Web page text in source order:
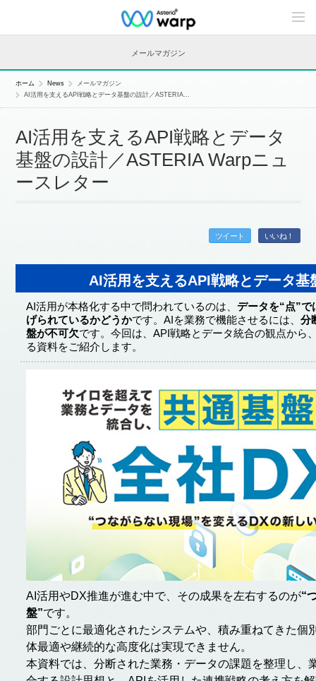
C
n
n
メールマガジン
ホーム News
メールマガジン
AI活用を支えるAPI戦略とデータ基盤の設計／ASTERIA...
AI活用を支えるAPI戦略とデータ
基盤の設計／ASTERIA Warpニュ
ースレター
ツイート いいね！
AI活用を支えるAPI戦略とデータ基
AI活用が本格化する中で問われているのは、データを“点”で
げられているかどうかです。AIを業務で機能させるには、分
盤が不可欠です。今回は、API戦略とデータ統合の観点から
る資料をご紹介します。
AI活用やDX推進が進む中で、その成果を左右するのが“
盤”です。
部門ごとに最適化されたシステムや、積み重ねてきた個
体最適や継続的な高度化は実現できません。
本資料では、分断された業務・データの課題を整理し、